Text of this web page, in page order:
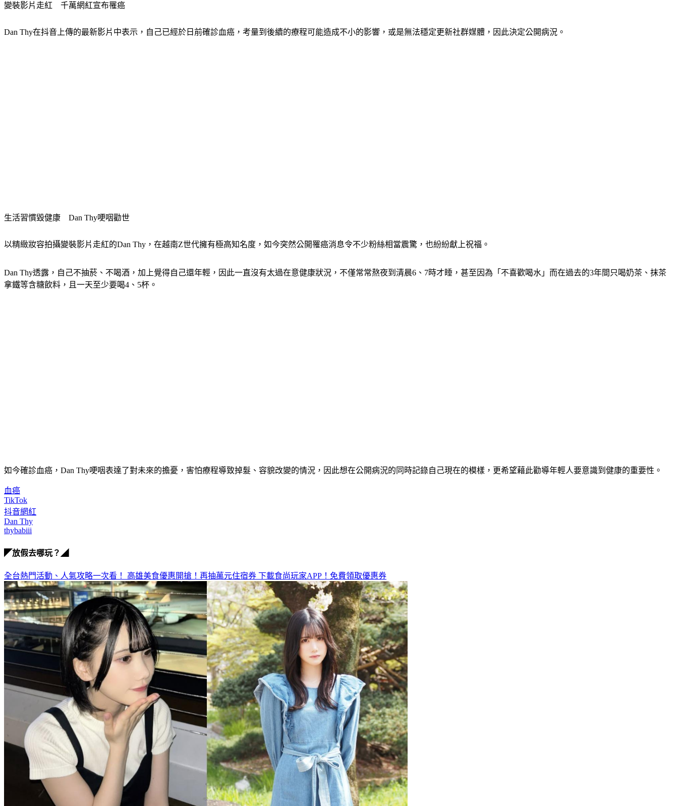
變裝影片走紅　千萬網紅宣布罹癌
Dan Thy在抖音上傳的最新影片中表示，自己已經於日前確診血癌，考量到後續的療程可能造成不小的影響，或是無法穩定更新社群媒體，因此決定公開病況。
生活習慣毀健康　Dan Thy哽咽勸世
以精緻妝容拍攝變裝影片走紅的Dan Thy，在越南Z世代擁有極高知名度，如今突然公開罹癌消息令不少粉絲相當震驚，也紛紛獻上祝福。
Dan Thy透露，自己不抽菸、不喝酒，加上覺得自己還年輕，因此一直沒有太過在意健康狀況，不僅常常熬夜到清晨6、7時才睡，甚至因為「不喜歡喝水」而在過去的3年間只喝奶茶、抹茶
拿鐵等含糖飲料，且一天至少要喝4、5杯。
如今確診血癌，Dan Thy哽咽表達了對未來的擔憂，害怕療程導致掉髮、容貌改變的情況，因此想在公開病況的同時記錄自己現在的模樣，更希望藉此勸導年輕人要意識到健康的重要性。
血癌
TikTok
抖音網紅
Dan Thy
thybabiii
◤放假去哪玩？◢
全台熱門活動、人氣攻略一次看！ 高雄美食優惠開搶！再抽萬元住宿券 下載食尚玩家APP！免費領取優惠券